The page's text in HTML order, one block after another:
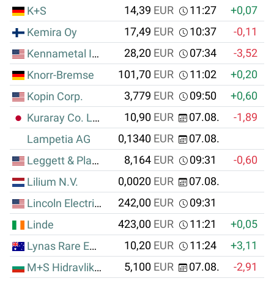
K+S 14,39 EUR 11:27
+0,07
Kemira Oy
17,49 EUR 10:37
-0,11
Kennametal Inc.
28,20 EUR 07:34
-3,52
Knorr-Bremse
101,70 EUR 11:02
+0,20
Kopin Corp.
3,779 EUR 09:50 +0,60
Kuraray Co. Ltd.
10,90 EUR 07.08.
-1,89
Lampetia AG
0,1340 EUR
07.08.
Leggett & Platt Inc.
8,164 EUR 09:31 -0,60
Lilium N.V.
0,0020 EUR
07.08.
Lincoln Electric Holdings Inc.
242,00 EUR
09:31
Linde
423,00 EUR 11:21
+0,05
Lynas Rare Earths Ltd.
10,20 EUR 11:24
+3,11
M+S Hidravlik AD BW 1
5,100 EUR 07.08. -2,91